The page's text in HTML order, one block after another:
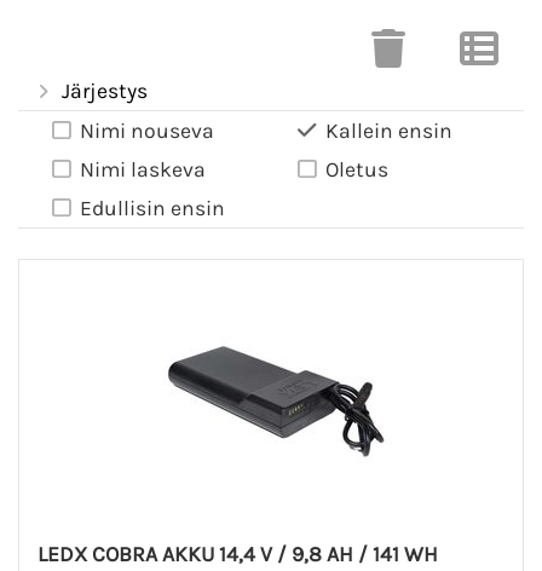
Järjestys
Nimi nouseva
Nimi laskeva
Edullisin ensin
Kallein ensin
Oletus
LEDX COBRA AKKU 14,4 V / 9,8 AH / 141 WH